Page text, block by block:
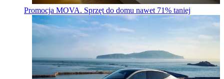
Promocja MOVA. Sprzęt do domu nawet 71% taniej